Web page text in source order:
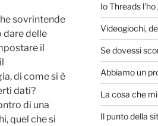
sovrintende
dare delle
il
di come si è
dati?
di una
quel che si
Io Threads
Videogiochi,
Se dovessi
Abbiamo un
La cosa che
Il punto della